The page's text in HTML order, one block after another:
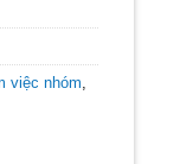
việc nhóm